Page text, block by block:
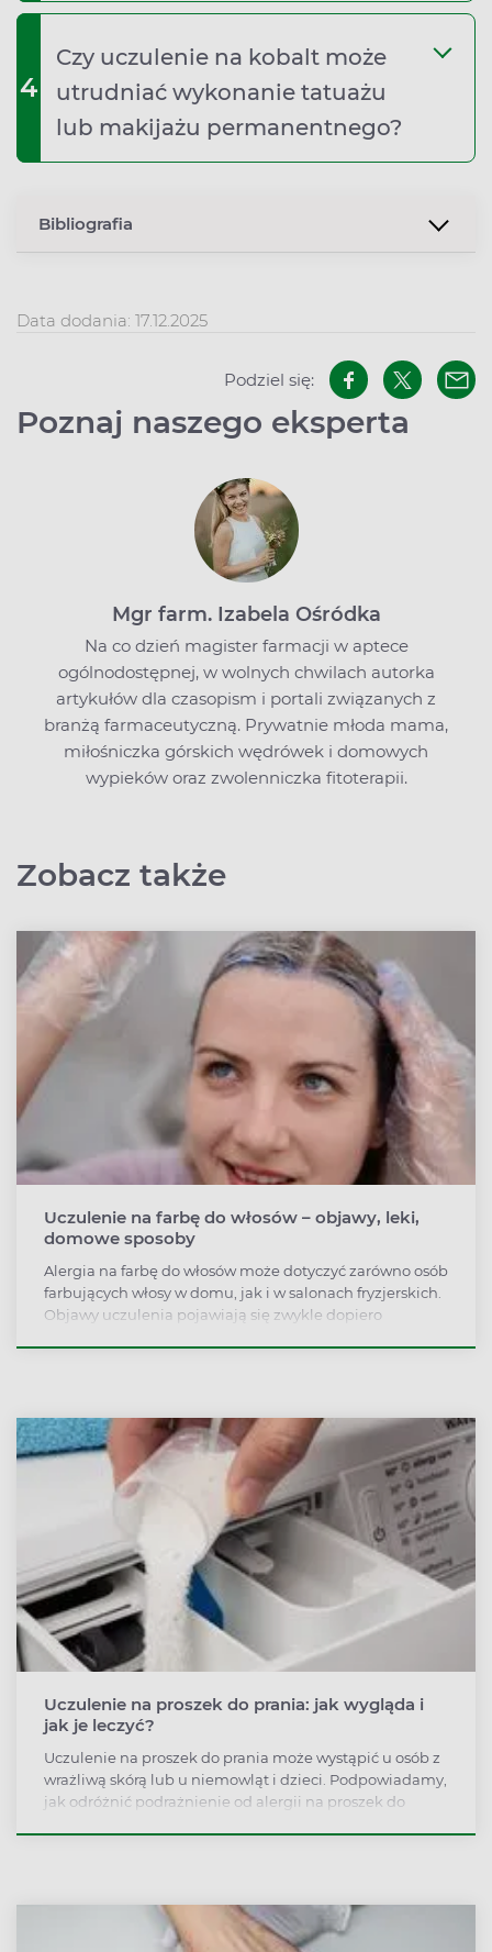
4
Czy uczulenie na kobalt może
utrudniać wykonanie tatuażu
lub makijażu permanentnego?
Bibliografia
Data dodania: 17.12.2025
Podziel się:
Poznaj naszego eksperta
Mgr farm. Izabela Ośródka
Na co dzień magister farmacji w aptece
ogólnodostępnej, w wolnych chwilach autorka
artykułów dla czasopism i portali związanych z
branżą farmaceutyczną. Prywatnie młoda mama,
miłośniczka górskich wędrówek i domowych
wypieków oraz zwolenniczka fitoterapii.
Zobacz także
Uczulenie na farbę do włosów – objawy, leki,
domowe sposoby
Alergia na farbę do włosów może dotyczyć zarówno osób
farbujących włosy w domu, jak i w salonach fryzjerskich.
Objawy uczulenia pojawiają się zwykle dopiero
Uczulenie na proszek do prania: jak wygląda i
jak je leczyć?
Uczulenie na proszek do prania może wystąpić u osób z
wrażliwą skórą lub u niemowląt i dzieci. Podpowiadamy,
jak odróżnić podrażnienie od alergii na proszek do